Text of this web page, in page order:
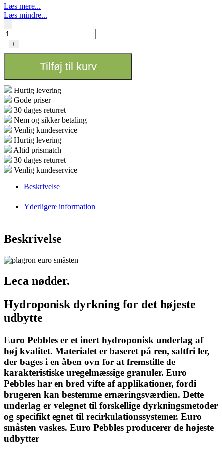
Læs mere...
Læs mindre...
Plagron
Lecanødder
10ltr
-
+
Tilføj til kurv
Hurtig levering
Gode priser
30 dages returret
Nem og sikker betaling
Venlig kundeservice
Hurtig levering
Altid prismatch
30 dages returret
Venlig kundeservice
Beskrivelse
Yderligere information
Beskrivelse
Leca nødder.
Hydroponisk dyrkning for det højeste
udbytte
Euro Pebbles er et inert hydroponisk underlag af
høj kvalitet. Materialet er baseret på ren, saltfri ler,
der bages i en åben ovn for at fremstille de
karakteristiske uregelmæssige granuler. Euro
Pebbles har en bred vifte af applikationer, fordi
brugeren kan bestemme ernæringsværdien. Dette
underlag er velegnet til forskellige dyrkningsmetoder
og specifikt egnet til recirkulationssystemer. Euro
småsten vaskes. Euro Pebbles producerer de højeste
udbytter